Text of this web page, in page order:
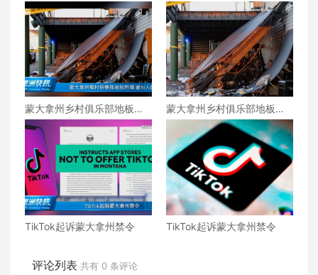
蒙大拿州乡村俱乐部地板坍
塌 逾30人伤
蒙大拿州乡村俱乐部地板坍
塌 逾30人伤
TikTok起诉蒙大拿州禁令 TikTok起诉蒙大拿州禁令
评论列表 共有 0 条评论